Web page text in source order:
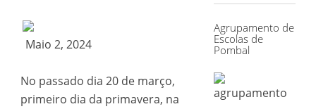
Maio 2, 2024
No passado dia 20 de março,
primeiro dia da primavera, na
Agrupamento de
Escolas de
Pombal